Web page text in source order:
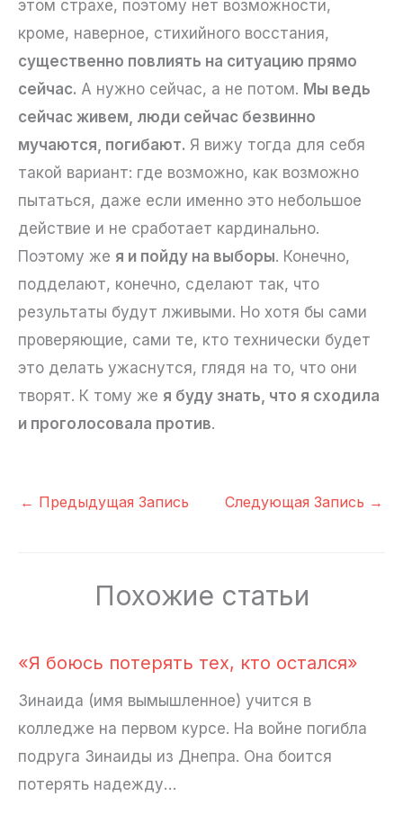
этом страхе, поэтому нет возможности,
кроме, наверное, стихийного восстания,
существенно повлиять на ситуацию прямо
сейчас. А нужно сейчас, а не потом. Мы ведь
сейчас живем, люди сейчас безвинно
мучаются, погибают. Я вижу тогда для себя
такой вариант: где возможно, как возможно
пытаться, даже если именно это небольшое
действие и не сработает кардинально.
Поэтому же я и пойду на выборы. Конечно,
подделают, конечно, сделают так, что
результаты будут лживыми. Но хотя бы сами
проверяющие, сами те, кто технически будет
это делать ужаснутся, глядя на то, что они
творят. К тому же я буду знать, что я сходила
и проголосовала против.
← Предыдущая Запись Следующая Запись →
Похожие статьи
«Я боюсь потерять тех, кто остался»
Зинаида (имя вымышленное) учится в
колледже на первом курсе. На войне погибла
подруга Зинаиды из Днепра. Она боится
потерять надежду…